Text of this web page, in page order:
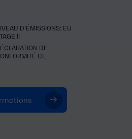
D’ÉMISSIONS: EU
II
DE
CE